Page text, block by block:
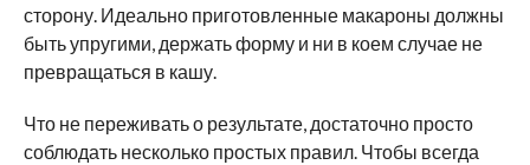
сторону. Идеально приготовленные макароны должны
быть упругими, держать форму и ни в коем случае не
превращаться в кашу.
Что не переживать о результате, достаточно просто
соблюдать несколько простых правил. Чтобы всегда